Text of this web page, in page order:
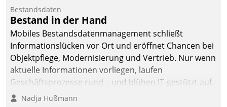
Bestandsdaten
Bestand in der Hand
Mobiles Bestandsdatenmanagement schließt
Informationslücken vor Ort und eröffnet Chancen bei
Objektpflege, Modernisierung und Vertrieb. Nur wenn
aktuelle Informationen vorliegen, laufen
Geschäftsprozesse rund – und blühen IT-gestützt auf.
Nadja Hußmann